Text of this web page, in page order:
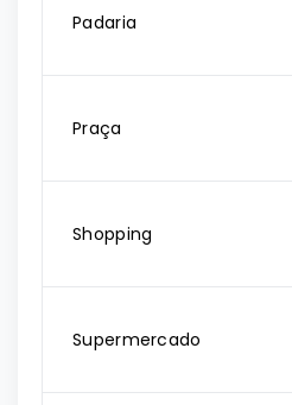
Padaria
Praça
Shopping
Supermercado